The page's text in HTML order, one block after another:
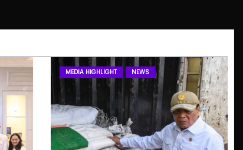
MEDIA HIGHLIGHT NEWS